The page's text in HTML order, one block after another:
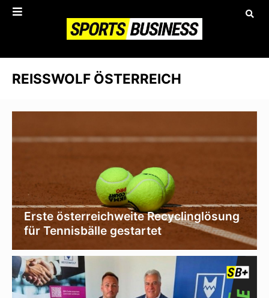
REISSWOLF ÖSTERREICH
Erste österreichweite Recyclinglösung
für Tennisbälle gestartet